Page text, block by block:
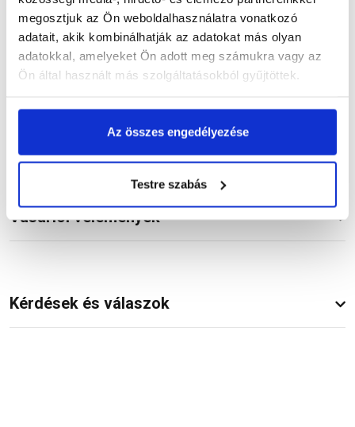
megosztjuk az Ön weboldalhasználatra vonatkozó
adatait, akik kombinálhatják az adatokat más olyan
adatokkal, amelyeket Ön adott meg számukra vagy az
Ön által használt más szolgáltatásokból gyűjtöttek.
Az összes engedélyezése
Testre szabás
Termékinformáció
Dokumentumok(1)
Vásárlói vélemények
Kérdések és válaszok